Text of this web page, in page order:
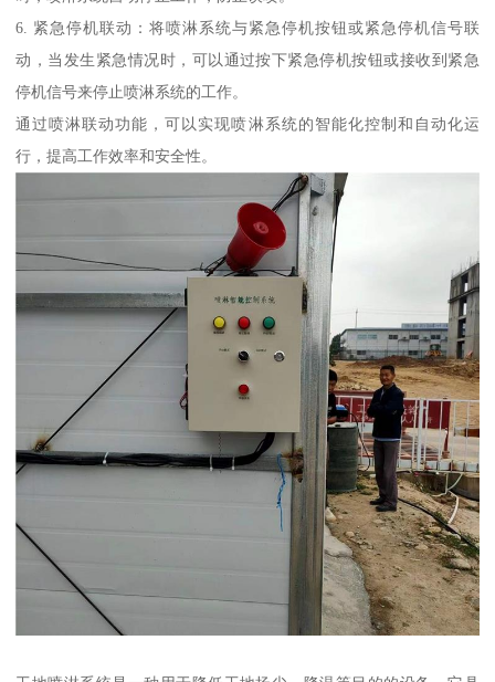
6. 紧急停机联动：将喷淋系统与紧急停机按钮或紧急停机信号联
动，当发生紧急情况时，可以通过按下紧急停机按钮或接收到紧急
停机信号来停止喷淋系统的工作。
通过喷淋联动功能，可以实现喷淋系统的智能化控制和自动化运
行，提高工作效率和安全性。